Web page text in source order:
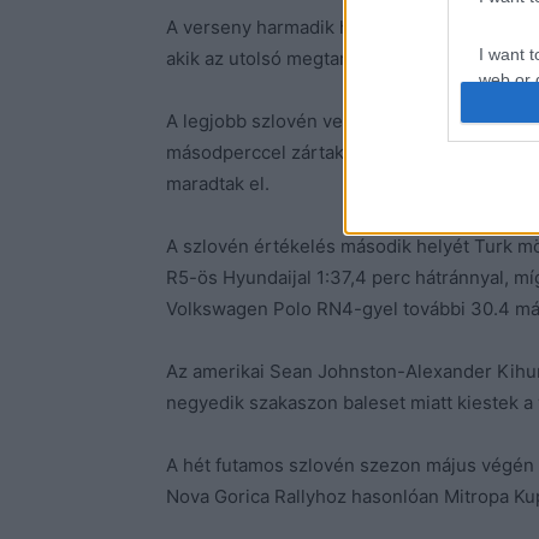
I want
web or
I want
I want
I want
A verseny harmadik helyét az észt Robert
akik az utolsó megtartott szakaszon még
A legjobb szlovén versenyzők Rok Turk és
másodperccel zártak az előttük végző észt
maradtak el.
A szlovén értékelés második helyét Turk
R5-ös Hyundaijal 1:37,4 perc hátránnyal,
Volkswagen Polo RN4-gyel további 30.4
Az amerikai Sean Johnston-Alexander
negyedik szakaszon baleset miatt kiestek
A hét futamos szlovén szezon május
Nova Gorica Rallyhoz hasonlóan Mitropa